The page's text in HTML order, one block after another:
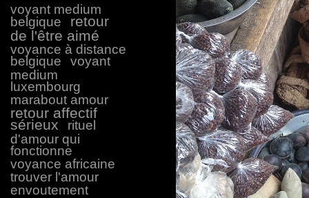
voyant medium
belgique
retour
de l'être aimé
voyance à distance
belgique
voyant
medium
luxembourg
marabout amour
retour affectif
sérieux
rituel
d'amour qui
fonctionne
voyance africaine
trouver l'amour
envoutement